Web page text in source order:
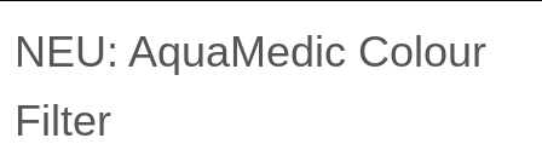
NEU: AquaMedic Colour
Filter